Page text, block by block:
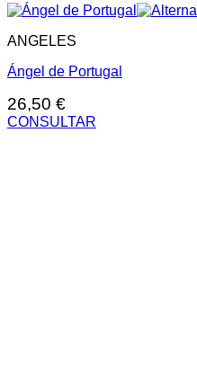
ANGELES
Ángel de Portugal
26,50 €
CONSULTAR